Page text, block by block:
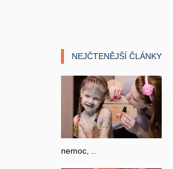
NEJČTENĚJŠÍ ČLÁNKY
nemoc, ..